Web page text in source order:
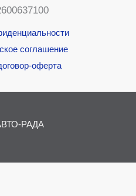
соглашение
оферта
РАДА